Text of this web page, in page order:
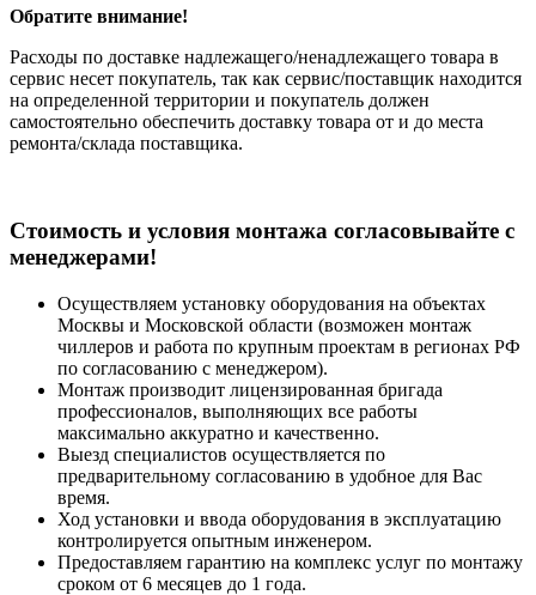
Обратите внимание!
Расходы по доставке надлежащего/ненадлежащего товара в
сервис несет покупатель, так как сервис/поставщик находится
на определенной территории и покупатель должен
самостоятельно обеспечить доставку товара от и до места
ремонта/склада поставщика.
Cтоимость и условия монтажа согласовывайте с
менеджерами!
Осуществляем установку оборудования на объектах
Москвы и Московской области (возможен монтаж
чиллеров и работа по крупным проектам в регионах РФ
по согласованию с менеджером).
Монтаж производит лицензированная бригада
профессионалов, выполняющих все работы
максимально аккуратно и качественно.
Выезд специалистов осуществляется по
предварительному согласованию в удобное для Вас
время.
Ход установки и ввода оборудования в эксплуатацию
контролируется опытным инженером.
Предоставляем гарантию на комплекс услуг по монтажу
сроком от 6 месяцев до 1 года.